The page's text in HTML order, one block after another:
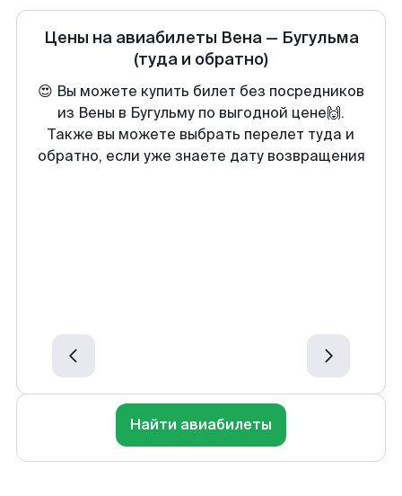
Цены на авиабилеты Вена— Бугульма
(туда и обратно)
😍 Вы можете купить билет без посредников
из Вены в Бугульму по выгодной цене🙌.
Также вы можете выбрать перелет туда и
обратно, если уже знаете дату возвращения
Найти авиабилеты